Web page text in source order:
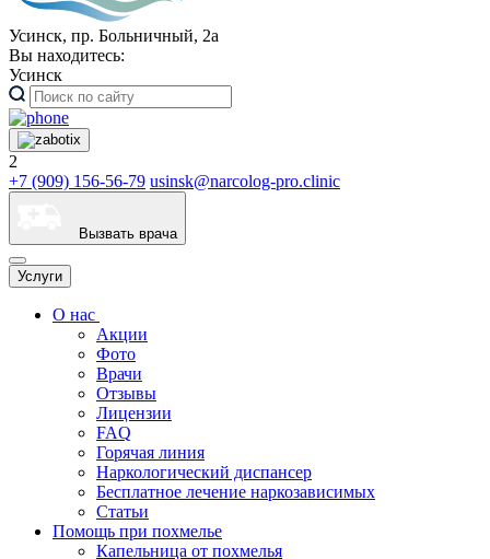
Усинск, пр. Больничный, 2а
Вы находитесь:
Усинск
2
+7 (909) 156-56-79 usinsk@narcolog-pro.clinic
Вызвать врача
Услуги
О нас
Акции
Фото
Врачи
Отзывы
Лицензии
FAQ
Горячая линия
Наркологический диспансер
Бесплатное лечение наркозависимых
Статьи
Помощь при похмелье
Капельница от похмелья